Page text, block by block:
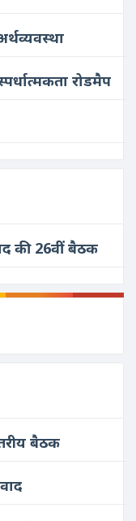
रोडमैप
की 26वीं बैठक
बैठक